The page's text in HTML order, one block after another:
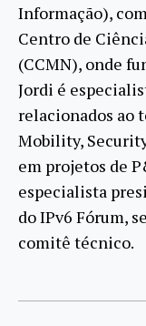
Informação),
Centro de
(CCMN), onde
Jordi é
relacionados ao
Mobility,
em projetos de
especialista
do IPv6 Fórum,
comitê técnico.